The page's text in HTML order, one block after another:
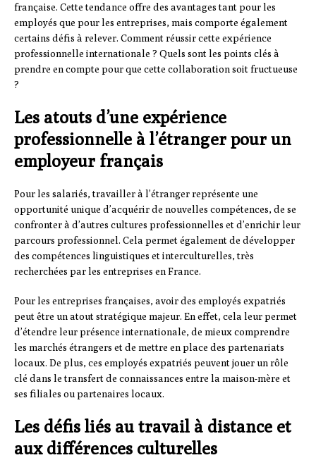
française. Cette tendance offre des avantages tant pour les
employés que pour les entreprises, mais comporte également
certains défis à relever. Comment réussir cette expérience
professionnelle internationale ? Quels sont les points clés à
prendre en compte pour que cette collaboration soit fructueuse
?
Les atouts d’une expérience
professionnelle à l’étranger pour un
employeur français
Pour les salariés, travailler à l’étranger représente une
opportunité unique d’acquérir de nouvelles compétences, de se
confronter à d’autres cultures professionnelles et d’enrichir leur
parcours professionnel. Cela permet également de développer
des compétences linguistiques et interculturelles, très
recherchées par les entreprises en France.
Pour les entreprises françaises, avoir des employés expatriés
peut être un atout stratégique majeur. En effet, cela leur permet
d’étendre leur présence internationale, de mieux comprendre
les marchés étrangers et de mettre en place des partenariats
locaux. De plus, ces employés expatriés peuvent jouer un rôle
clé dans le transfert de connaissances entre la maison-mère et
ses filiales ou partenaires locaux.
Les défis liés au travail à distance et
aux différences culturelles